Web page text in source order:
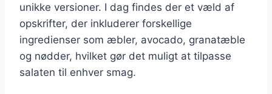
unikke versioner. I dag findes der et væld af
opskrifter, der inkluderer forskellige
ingredienser som æbler, avocado, granatæble
og nødder, hvilket gør det muligt at tilpasse
salaten til enhver smag.